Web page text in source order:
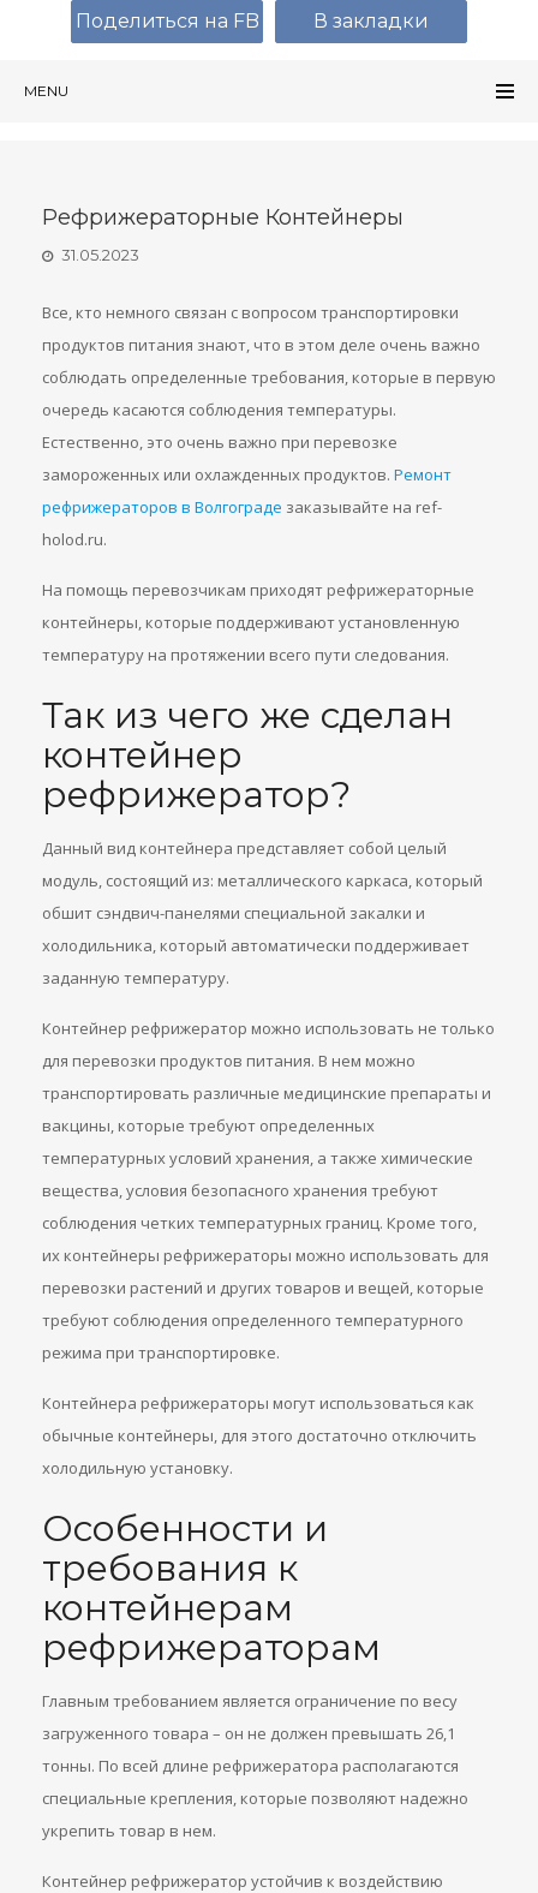
MENU
Рефрижераторные Контейнеры
31.05.2023
Все, кто немного связан с вопросом транспортировки
продуктов питания знают, что в этом деле очень важно
соблюдать определенные требования, которые в первую
очередь касаются соблюдения температуры.
Естественно, это очень важно при перевозке
замороженных или охлажденных продуктов. Ремонт
рефрижераторов в Волгограде заказывайте на ref-
holod.ru.
На помощь перевозчикам приходят рефрижераторные
контейнеры, которые поддерживают установленную
температуру на протяжении всего пути следования.
Так из чего же сделан
контейнер
рефрижератор?
Данный вид контейнера представляет собой целый
модуль, состоящий из: металлического каркаса, который
обшит сэндвич-панелями специальной закалки и
холодильника, который автоматически поддерживает
заданную температуру.
Контейнер рефрижератор можно использовать не только
для перевозки продуктов питания. В нем можно
транспортировать различные медицинские препараты и
вакцины, которые требуют определенных
температурных условий хранения, а также химические
вещества, условия безопасного хранения требуют
соблюдения четких температурных границ. Кроме того,
их контейнеры рефрижераторы можно использовать для
перевозки растений и других товаров и вещей, которые
требуют соблюдения определенного температурного
режима при транспортировке.
Контейнера рефрижераторы могут использоваться как
обычные контейнеры, для этого достаточно отключить
холодильную установку.
Особенности и
требования к
контейнерам
рефрижераторам
Главным требованием является ограничение по весу
загруженного товара – он не должен превышать 26,1
тонны. По всей длине рефрижератора располагаются
специальные крепления, которые позволяют надежно
укрепить товар в нем.
Контейнер рефрижератор устойчив к воздействию
Поделиться на FB В закладки